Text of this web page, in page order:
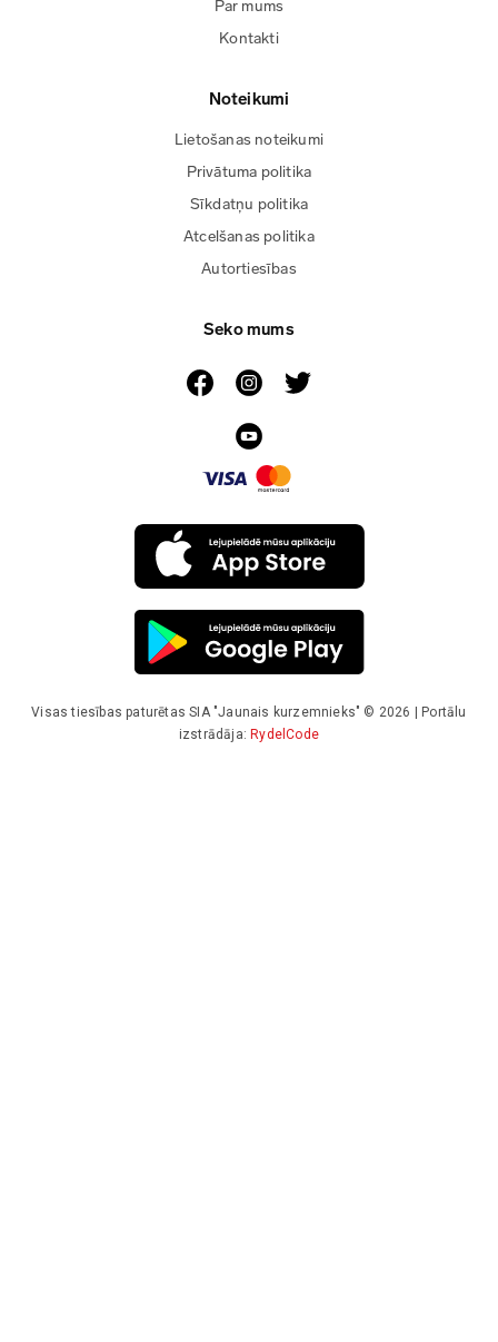
Par mums
Kontakti
Noteikumi
Lietošanas noteikumi
Privātuma politika
Sīkdatņu politika
Atcelšanas politika
Autortiesības
Seko mums
Visas tiesības paturētas SIA "Jaunais kurzemnieks" © 2026 | Portālu
izstrādāja:RydelCode